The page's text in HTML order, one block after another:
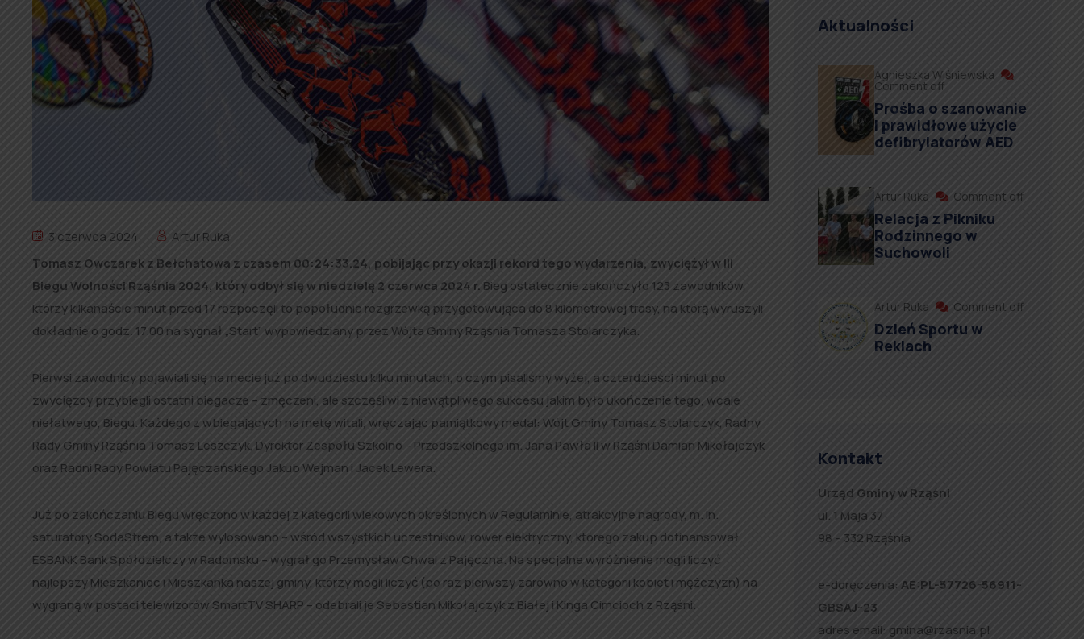
3 czerwca 2024
Artur Ruka
Tomasz Owczarek z Bełchatowa z czasem 00:24:33.24, pobijając przy okazji rekord tego wydarzenia, zwyciężył w III
Biegu Wolności Rząśnia 2024, który odbył się w niedzielę 2 czerwca 2024 r. Bieg ostatecznie zakończyło 123 zawodników,
którzy kilkanaście minut przed 17 rozpoczęli to popołudnie rozgrzewką przygotowująca do 8 kilometrowej trasy, na którą wyruszyli
dokładnie o godz. 17.00 na sygnał „Start” wypowiedziany przez Wójta Gminy Rząśnia Tomasza Stolarczyka.
Pierwsi zawodnicy pojawiali się na mecie już po dwudziestu kilku minutach, o czym pisaliśmy wyżej, a czterdzieści minut po
zwycięzcy przybiegli ostatni biegacze – zmęczeni, ale szczęśliwi z niewątpliwego sukcesu jakim było ukończenie tego, wcale
niełatwego, Biegu. Każdego z wbiegających na metę witali, wręczając pamiątkowy medal: Wójt Gminy Tomasz Stolarczyk, Radny
Rady Gminy Rząśnia Tomasz Leszczyk, Dyrektor Zespołu Szkolno – Przedszkolnego im. Jana Pawła II w Rząśni Damian Mikołajczyk
oraz Radni Rady Powiatu Pajęczańskiego Jakub Wejman i Jacek Lewera.
Już po zakończaniu Biegu wręczono w każdej z kategorii wiekowych określonych w Regulaminie, atrakcyjne nagrody, m. in.
saturatory SodaStrem, a także wylosowano – wśród wszystkich uczestników, rower elektryczny, którego zakup dofinansował
ESBANK Bank Spółdzielczy w Radomsku – wygrał go Przemysław Chwal z Pajęczna. Na specjalne wyróżnienie mogli liczyć
najlepszy Mieszkaniec i Mieszkanka naszej gminy, którzy mogli liczyć (po raz pierwszy zarówno w kategorii kobiet i mężczyzn) na
wygraną w postaci telewizorów SmartTV SHARP – odebrali je Sebastian Mikołajczyk z Białej i Kinga Cimcioch z Rząśni.
Aktualności
Agnieszka Wiśniewska
Comment off
Prośba o szanowanie
i prawidłowe użycie
defibrylatorów AED
Artur Ruka Comment off
Relacja z Pikniku
Rodzinnego w
Suchowoli
Artur Ruka Comment off
Dzień Sportu w
Reklach
Kontakt
Urząd Gminy w Rząśni
ul. 1 Maja 37
98 – 332 Rząśnia
e-doręczenia: AE:PL-57726-56911-
GBSAJ-23
adres email: gmina@rzasnia.pl